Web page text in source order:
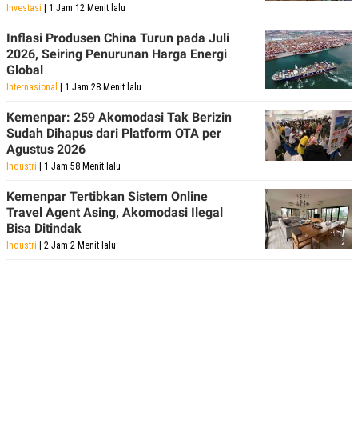
Investasi | 1 Jam 12 Menit lalu
Inflasi Produsen China Turun pada Juli
2026, Seiring Penurunan Harga Energi
Global
Internasional | 1 Jam 28 Menit lalu
Kemenpar: 259 Akomodasi Tak Berizin
Sudah Dihapus dari Platform OTA per
Agustus 2026
Industri | 1 Jam 58 Menit lalu
Kemenpar Tertibkan Sistem Online
Travel Agent Asing, Akomodasi Ilegal
Bisa Ditindak
Industri | 2 Jam 2 Menit lalu